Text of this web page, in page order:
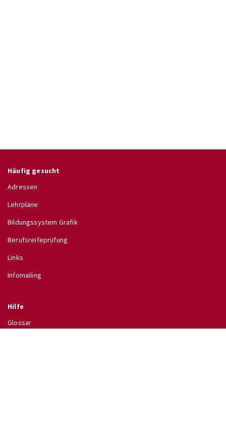
Häufig gesucht
Adressen
Lehrpläne
Bildungssystem Grafik
Berufsreifeprüfung
Links
Infomailing
Hilfe
Glossar